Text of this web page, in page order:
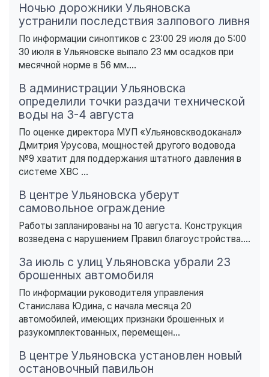
Ночью дорожники Ульяновска
устранили последствия залпового ливня
По информации синоптиков с 23:00 29 июля до 5:00
30 июля в Ульяновске выпало 23 мм осадков при
месячной норме в 56 мм....
В администрации Ульяновска
определили точки раздачи технической
воды на 3-4 августа
По оценке директора МУП «Ульяновскводоканал»
Дмитрия Урусова, мощностей другого водовода
№9 хватит для поддержания штатного давления в
системе ХВС ...
В центре Ульяновска уберут
самовольное ограждение
Работы запланированы на 10 августа. Конструкция
возведена с нарушением Правил благоустройства....
За июль с улиц Ульяновска убрали 23
брошенных автомобиля
По информации руководителя управления
Станислава Юдина, с начала месяца 20
автомобилей, имеющих признаки брошенных и
разукомплектованных, перемещен...
В центре Ульяновска установлен новый
остановочный павильон